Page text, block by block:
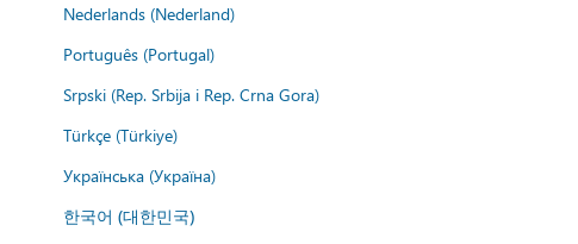
Nederlands (Nederland)
Português (Portugal)
Srpski (Rep. Srbija i Rep. Crna Gora)
Türkçe (Türkiye)
Українська (Україна)
한국어 (대한민국)